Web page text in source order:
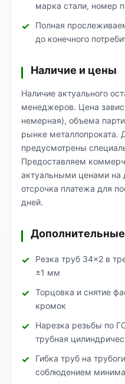
марка стали, номер
Полная
до конечного
Наличие и цены
Наличие актуального
менеджеров. Цена
немерная), объема
рынке металлопроката.
предусмотрены
Предоставляем
актуальными ценами
отсрочка платежа для
дней.
Дополнительные
Резка труб 34×2 в
±1 мм
Торцовка и снятие
кромок
Нарезка резьбы по
трубная
Гибка труб на
соблюдением